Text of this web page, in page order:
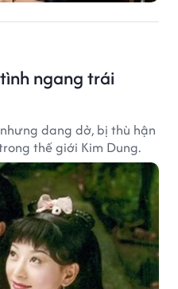
ngang trái
dang dở, bị thù hận
thế giới Kim Dung.